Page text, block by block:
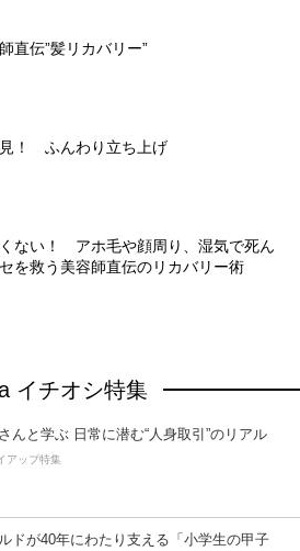
直伝”髪リカバリー”
！ ふんわり立ち上げ
ない！ アホ毛や顔周り、湿気で死ん
を救う美容師直伝のリカバリー術
イチオシ特集
んと学ぶ 日常に潜む“人身取引”のリアル
アップ特集
ドが40年にわたり支える「小学生の甲子